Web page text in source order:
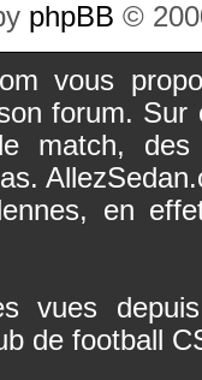
phpBB ©
vous
forum.
match, des
en
vues
de football